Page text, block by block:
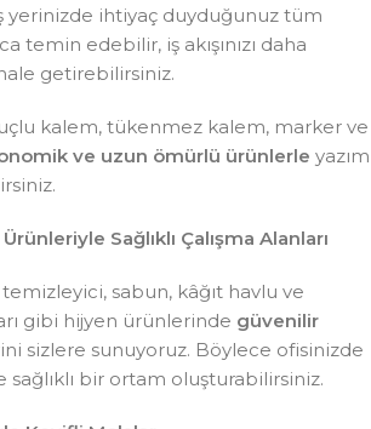
yerinizde ihtiyaç duyduğunuz tüm
temin edebilir, iş akışınızı daha
getirebilirsiniz.
uçlu kalem, tükenmez kalem, marker ve
ve uzun ömürlü ürünlerle yazım
Sağlıklı Çalışma Alanları
sabun, kâğıt havlu ve
gibi hijyen ürünlerinde güvenilir
sizlere sunuyoruz. Böylece ofisinizde
bir ortam oluşturabilirsiniz.